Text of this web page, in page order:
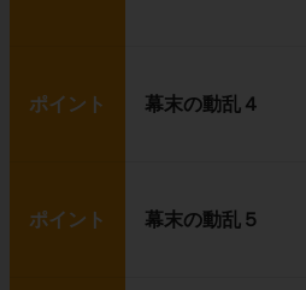
ポイント 幕末の動乱４
ポイント 幕末の動乱５